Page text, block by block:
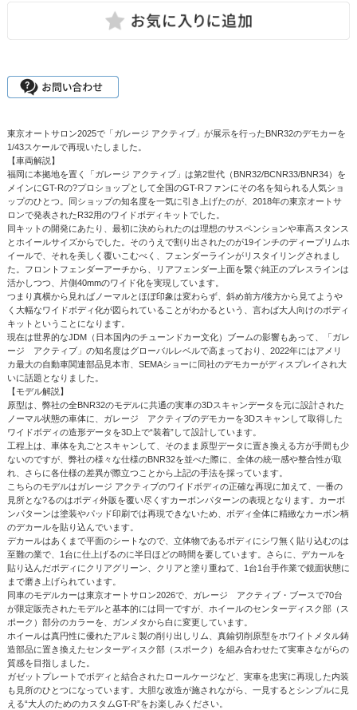
東京オートサロン2025で「ガレージ アクティブ」が展示を行ったBNR32のデモカーを
1/43スケールで再現いたしました。
【車両解説】
福岡に本拠地を置く「ガレージ アクティブ」は第2世代（BNR32/BCNR33/BNR34）を
メインにGT-Rの?プロショップとして全国のGT-Rファンにその名を知られる人気ショ
ップのひとつ。同ショップの知名度を一気に引き上げたのが、2018年の東京オートサ
ロンで発表されたR32用のワイドボディキットでした。
同キットの開発にあたり、最初に決められたのは理想のサスペンションや車高スタンス
とホイールサイズからでした。そのうえで割り出されたのが19インチのディープリムホ
イールで、それを美しく覆いこむべく、フェンダーラインがリスタイリングされまし
た。フロントフェンダーアーチから、リアフェンダー上面を繋ぐ純正のプレスラインは
活かしつつ、片側40mmのワイド化を実現しています。
つまり真横から見ればノーマルとほぼ印象は変わらず、斜め前方/後方から見てようや
く大幅なワイドボディ化が図られていることがわかるという、言わば大人向けのボディ
キットということになります。
現在は世界的なJDM（日本国内のチューンドカー文化）ブームの影響もあって、「ガレ
ージ アクティブ」の知名度はグローバルレベルで高まっており、2022年にはアメリ
カ最大の自動車関連部品見本市、SEMAショーに同社のデモカーがディスプレイされ大
いに話題となりました。
【モデル解説】
原型は、弊社の全BNR32のモデルに共通の実車の3Dスキャンデータを元に設計された
ノーマル状態の車体に、ガレージ アクティブのデモカーを3Dスキャンして取得した
ワイドボディの造形データを3D上で“装着”して設計しています。
工程上は、車体を丸ごとスキャンして、そのまま原型データに置き換える方が手間も少
ないのですが、弊社の様々な仕様のBNR32を並べた際に、全体の統一感や整合性が取
れ、さらに各仕様の差異が際立つことから上記の手法を採っています。
こちらのモデルはガレージ アクティブのワイドボディの正確な再現に加えて、一番の
見所とな?るのはボディ外販を覆い尽くすカーボンパターンの表現となります。カーボ
ンパターンは塗装やパッド印刷では再現できないため、ボディ全体に精緻なカーボン柄
のデカールを貼り込んでいます。
デカールはあくまで平面のシートなので、立体物であるボディにシワ無く貼り込むのは
至難の業で、1台に仕上げるのに半日ほどの時間を要しています。さらに、デカールを
貼り込んだボディにクリアグリーン、クリアと塗り重ねて、1台1台手作業で鏡面状態に
まで磨き上げられています。
同車のモデルカーは東京オートサロン2026で、ガレージ アクティブ・ブースで70台
が限定販売されたモデルと基本的には同一ですが、ホイールのセンターディスク部（ス
ポーク）部分のカラーを、ガンメタから白に変更しています。
ホイールは真円性に優れたアルミ製の削り出しリム、真鍮切削原型をホワイトメタル鋳
造部品に置き換えたセンターディスク部（スポーク）を組み合わせたて実車さながらの
質感を目指しました。
ガゼットプレートでボディと結合されたロールケージなど、実車を忠実に再現した内装
も見所のひとつになっています。大胆な改造が施されながら、一見するとシンプルに見
える“大人のためのカスタムGT-R”をお楽しみください。